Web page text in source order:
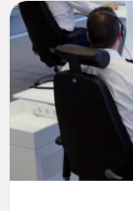
externe
pagina
Lees
meer
over
Vakraad